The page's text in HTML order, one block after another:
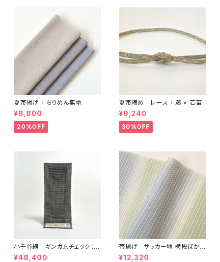
夏帯揚げ ： ちりめん無地
¥8,800
20%OFF
夏帯締め レース ： 藤 × 若苗
¥9,240
30%OFF
小千谷縮 ギンガムチェック :
黒
¥48,400
帯揚げ サッカー地 横段ぼかし
： ライトブルー × グリーン
¥12,320